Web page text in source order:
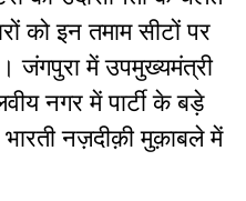
को इन तमाम सीटों पर
जंगपुरा में उपमुख्यमंत्री
नगर में पार्टी के बड़े
नज़दीक़ी मुक़ाबले में